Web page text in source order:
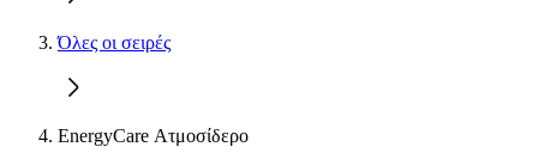
Όλες οι σειρές
EnergyCare Ατμοσίδερο